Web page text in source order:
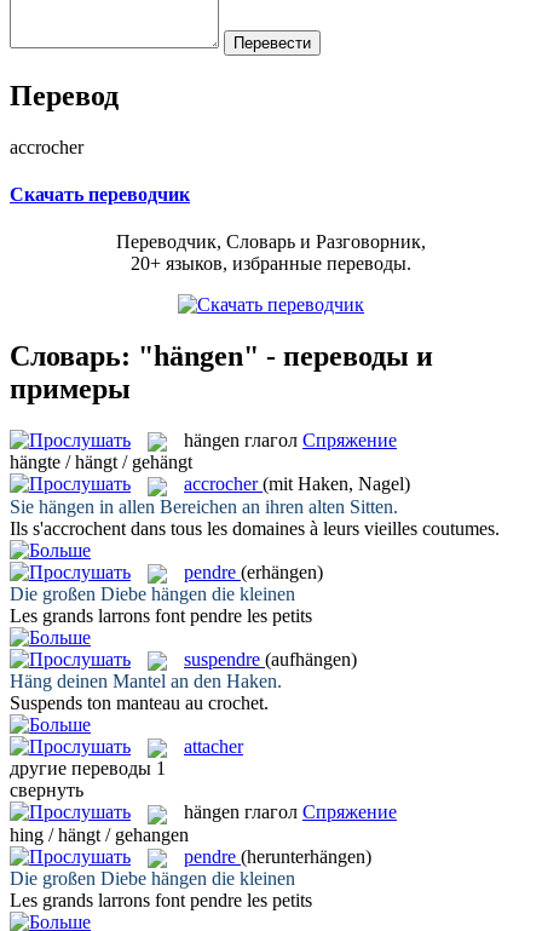
Перевод
accrocher
Скачать переводчик
Переводчик, Словарь и Разговорник,
20+ языков, избранные переводы.
Словарь: "hängen" - переводы и
примеры
hängen глагол Спряжение
hängte / hängt / gehängt
accrocher (mit Haken, Nagel)
Sie hängen in allen Bereichen an ihren alten Sitten.
Ils s'accrochent dans tous les domaines à leurs vieilles coutumes.
pendre (erhängen)
Die großen Diebe hängen die kleinen
Les grands larrons font pendre les petits
suspendre (aufhängen)
Häng deinen Mantel an den Haken.
Suspends ton manteau au crochet.
attacher
другие переводы 1
свернуть
hängen глагол Спряжение
hing / hängt / gehangen
pendre (herunterhängen)
Die großen Diebe hängen die kleinen
Les grands larrons font pendre les petits